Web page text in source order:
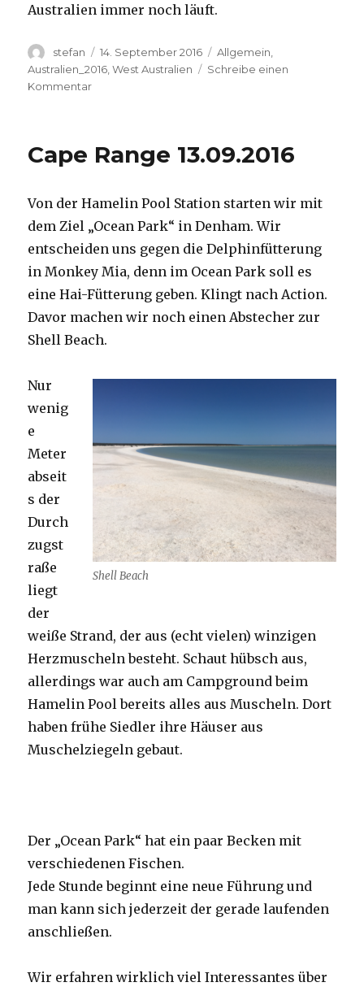
Australien immer noch läuft.
Autor
stefan
Veröffentlicht
am
14. September 2016 Kategorien
Allgemein
Australien_2016 ,West Australien
Schreibe einen
Kommentarzu
Cape Range 13.09.2016
Von der Hamelin Pool Station starten wir mit
dem Ziel „Ocean Park“ in Denham. Wir
entscheiden uns gegen die Delphinfütterung
in Monkey Mia, denn im Ocean Park soll es
eine Hai-Fütterung geben. Klingt nach Action.
Davor machen wir noch einen Abstecher zur
Shell Beach.
Shell Beach
Nur
wenig
e
Meter
abseit
s der
Durch
zugst
raße
liegt
der
weiße Strand, der aus (echt vielen) winzigen
Herzmuscheln besteht. Schaut hübsch aus,
allerdings war auch am Campground beim
Hamelin Pool bereits alles aus Muscheln. Dort
haben frühe Siedler ihre Häuser aus
Muschelziegeln gebaut.
Der „Ocean Park“ hat ein paar Becken mit
verschiedenen Fischen.
Jede Stunde beginnt eine neue Führung und
man kann sich jederzeit der gerade laufenden
anschließen.
Wir erfahren wirklich viel Interessantes über